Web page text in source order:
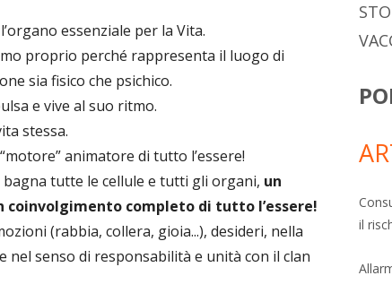
essenziale per la Vita.
proprio perché rappresenta il luogo di
sia fisico che psichico.
e vive al suo ritmo.
stessa.
animatore di tutto l’essere!
tutte le cellule e tutti gli organi, un
coinvolgimento completo di tutto l’essere!
(rabbia, collera, gioia...), desideri, nella
nel senso di responsabilità e unità con il clan
il